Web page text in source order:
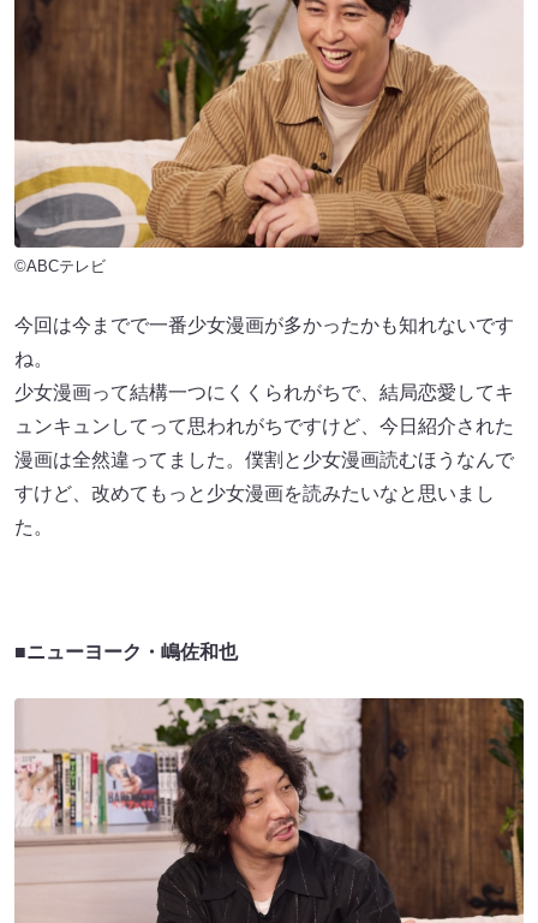
©ABCテレビ
今回は今までで一番少女漫画が多かったかも知れないです
ね。
少女漫画って結構一つにくくられがちで、結局恋愛してキ
ュンキュンしてって思われがちですけど、今日紹介された
漫画は全然違ってました。僕割と少女漫画読むほうなんで
すけど、改めてもっと少女漫画を読みたいなと思いまし
た。
■ニューヨーク・嶋佐和也